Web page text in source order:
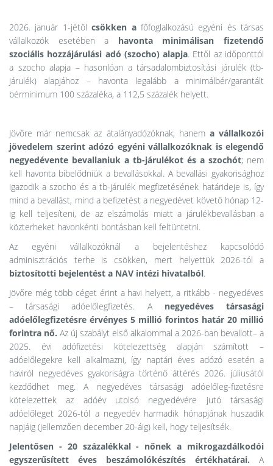
2026. január 1-jétőlcsökken afőfoglalkozású egyéni és társas
vállalkozók esetében a havonta minimálisan fizetendő
szociális hozzájárulási adó (szocho) alapja. Ettől az időponttól
a szocho alapja – hasonlóan a társadalombiztosítási járulék (tb-
járulék) alapjához – havonta legalább a minimálbér/garantált
bérminimum 100 százaléka, a 112,5 százalék helyett.
Jövőre már nemcsak az átalányadózóknak, hanem a vállalkozói
jövedelem szerint adózó egyéni vállalkozóknak is elegendő
negyedévente bevallaniuk a tb-járulékot és a szochót; nem
kell havonta bíbelődniük a bevallásokkal. A bevallási gyakorisághoz
igazodik a szocho és a tb-járulék megfizetésének határideje is, így
mind a bevallást, mind a befizetést a negyedévet követő hónap 12-
ig kell teljesíteni, de az elszámolás miatt a járulékbevallásban a
közterheket havonkénti bontásban kell feltüntetni.
Az egyéni vállalkozóknál a bejelentéshez kapcsolódó
adminisztrációs terhe is csökken, mert helyettük 2026-tól a
biztosítotti bejelentést a NAV intézi hivatalból.
Jövőre még több céget érint a havi helyett, a ritkább - negyedéves
– társasági adóelőlegfizetés.
A negyedéves társasági
adóelőlegfizetésre érvényes 5 millió forintos határ 20 millió
forintra nő. Az új szabályt első alkalommal a 2026-ban bevallott– a
2025. évi adófizetési kötelezettség alapján számított –
adóelőlegekre kell alkalmazni, így naptári éves adózó esetén a
haviról negyedéves gyakoriságra történő áttérés 2026. júliusától
kezdődhet meg. A negyedéves társasági adóelőleg-fizetésre
kötelezettek az adóév utolsó negyedévére jutó társasági
adóelőleget 2026-tól a negyedév harmadik hónapjának huszadik
napjáig (jellemzően december 20-áig) kell, hogy teljesítsék.
Jelentősen - 20 százalékkal - nőnek a mikrogazdálkodói
egyszerűsített éves beszámolókészítés értékhatárai. A